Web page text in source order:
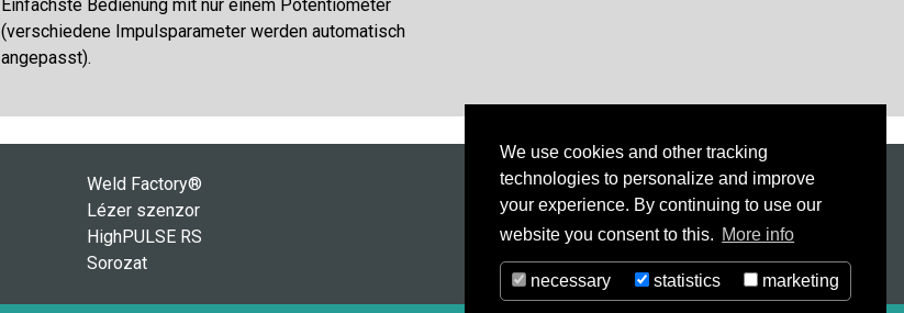
We use cookies and other tracking
technologies to personalize and improve
your experience. By continuing to use our
website you consent to this. More info
necessary statistics marketing
Einfachste Bedienung mit nur einem Potentiometer
(verschiedene Impulsparameter werden automatisch
angepasst).
Weld Factory®
Lézer szenzor
HighPULSE RS
Sorozat
Technológia
Szerviz
Kapcsolat